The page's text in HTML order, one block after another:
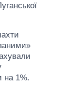
на 1%.